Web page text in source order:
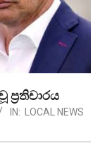
ප්‍රතිචාරය
IN:
LOCAL NEWS